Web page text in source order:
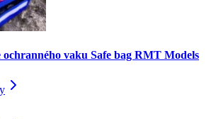
ochranného vaku Safe bag RMT Models